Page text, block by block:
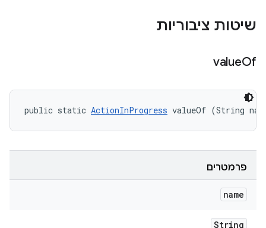
שיטות ציבוריות
valueOf
public static ActionInProgress valueOf (String
פרמטרים
name
String